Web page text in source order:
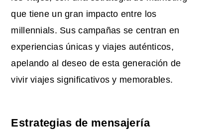
que tiene un gran impacto entre los
millennials. Sus campañas se centran en
experiencias únicas y viajes auténticos,
apelando al deseo de esta generación de
vivir viajes significativos y memorables.
Estrategias de mensajería